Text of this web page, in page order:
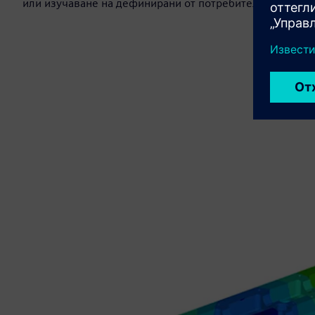
или изучаване на дефинирани от потребителя